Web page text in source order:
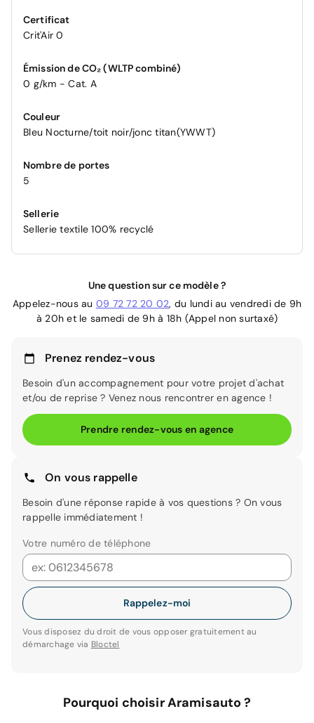
Certificat
Crit'Air 0
Émission de CO₂ (WLTP combiné)
0 g/km - Cat. A
Couleur
Bleu Nocturne/toit noir/jonc titan(YWWT)
Nombre de portes
5
Sellerie
Sellerie textile 100% recyclé
Une question sur ce modèle ?
Appelez-nous au 09 72 72 20 02, du lundi au vendredi de 9h
à 20h et le samedi de 9h à 18h (Appel non surtaxé)
Prenez rendez-vous
Besoin d'un accompagnement pour votre projet d'achat
et/ou de reprise ? Venez nous rencontrer en agence !
Prendre rendez-vous en agence
On vous rappelle
Besoin d'une réponse rapide à vos questions ? On vous
rappelle immédiatement !
Votre numéro de téléphone
Rappelez-moi
Vous disposez du droit de vous opposer gratuitement au
démarchage via Bloctel
Pourquoi choisir Aramisauto ?